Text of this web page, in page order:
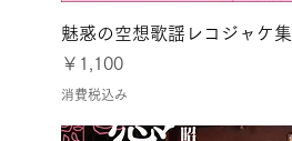
魅惑の空想歌謡レコジャケ集
価格
￥1,100
消費税込み